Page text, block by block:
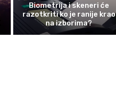
Biometrija i skeneri će
razotkriti ko je ranije krao
na izborima?